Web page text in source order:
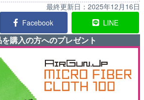
最終更新日： 2025年12月16日
Facebook LINE
購入の方へのプレゼント